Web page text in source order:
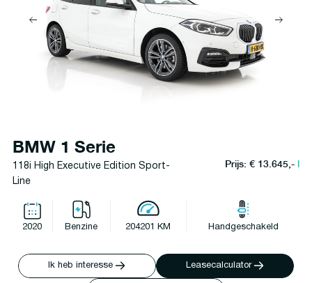
BMW 1 Serie
118i High Executive Edition Sport-
Line
Prijs: € 13.645,-l
2020 Benzine 204201 KM Handgeschakeld
Ik heb interesse Leasecalculator